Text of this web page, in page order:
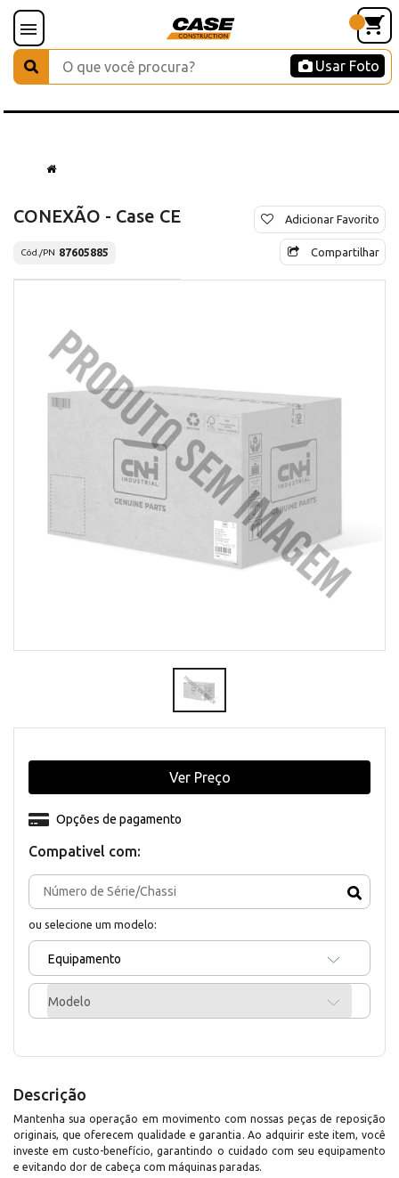
Usar Foto
CONEXÃO - Case CE
Cód./PN 87605885
Adicionar Favorito
Compartilhar
Compativel com:
ou selecione um modelo:
Equipamento
Modelo
Opções de pagamento
Ver Preço
Descrição
Mantenha sua operação em movimento com nossas peças de reposição
originais, que oferecem qualidade e garantia. Ao adquirir este item, você
investe em custo-benefício, garantindo o cuidado com seu equipamento
e evitando dor de cabeça com máquinas paradas.